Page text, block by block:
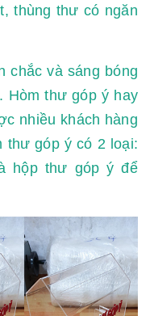
thùng thư có ngăn
chắc và sáng bóng
Hòm thư góp ý hay
nhiều khách hàng
thư góp ý có 2 loại:
hộp thư góp ý để